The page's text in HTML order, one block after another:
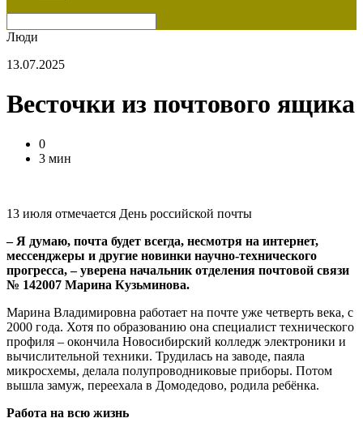
Люди
13.07.2025
Весточки из почтового ящика
0
3 мин
13 июля отмечается День российской почты
– Я думаю, почта будет всегда, несмотря на интернет,
мессенджеры и другие новинки научно-технического
прогресса, – уверена начальник отделения почтовой связи
№ 142007 Марина Кузьминова.
Марина Владимировна работает на почте уже четверть века, с
2000 года. Хотя по образованию она специалист технического
профиля – окончила Новосибирский колледж электроники и
вычислительной техники. Трудилась на заводе, паяла
микросхемы, делала полупроводниковые приборы. Потом
вышла замуж, переехала в Домодедово, родила ребёнка.
Работа на всю жизнь